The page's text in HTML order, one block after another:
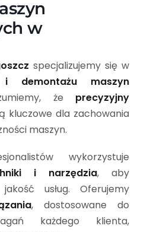
w
specjalizujemy się w
i demontażu maszyn
że precyzyjny
kluczowe dla zachowania
maszyn.
wykorzystuje
i narzędzia, aby
usług. Oferujemy
, dostosowane do
każdego klienta,